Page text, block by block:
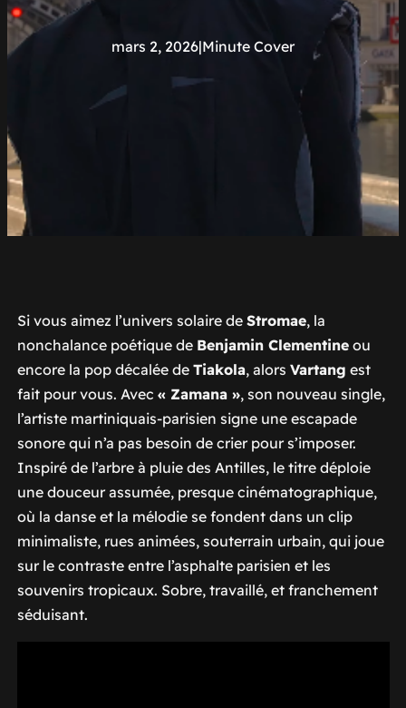
mars 2, 2026|Minute Cover
Si vous aimez l’univers solaire de Stromae, la
nonchalance poétique de Benjamin Clementineou
encore la pop décalée de Tiakola, alors Vartang est
fait pour vous. Avec « Zamana », son nouveau single,
l’artiste martiniquais-parisien signe une escapade
sonore qui n’a pas besoin de crier pour s’imposer.
Inspiré de l’arbre à pluie des Antilles, le titre déploie
une douceur assumée, presque cinématographique,
où la danse et la mélodie se fondent dans un clip
minimaliste, rues animées, souterrain urbain, qui joue
sur le contraste entre l’asphalte parisien et les
souvenirs tropicaux. Sobre, travaillé, et franchement
séduisant.